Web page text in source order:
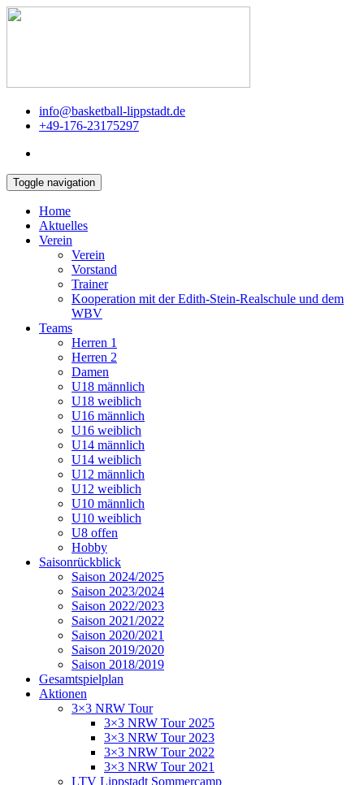
info@basketball-lippstadt.de
+49-176-23175297
Toggle navigation
Home
Aktuelles
Verein
Verein
Vorstand
Trainer
Kooperation mit der Edith-Stein-Realschule und dem
WBV
Teams
Herren 1
Herren 2
Damen
U18 männlich
U18 weiblich
U16 männlich
U16 weiblich
U14 männlich
U14 weiblich
U12 männlich
U12 weiblich
U10 männlich
U10 weiblich
U8 offen
Hobby
Saisonrückblick
Saison 2024/2025
Saison 2023/2024
Saison 2022/2023
Saison 2021/2022
Saison 2020/2021
Saison 2019/2020
Saison 2018/2019
Gesamtspielplan
Aktionen
3×3 NRW Tour
3×3 NRW Tour 2025
3×3 NRW Tour 2023
3×3 NRW Tour 2022
3×3 NRW Tour 2021
LTV Lippstadt Sommercamp